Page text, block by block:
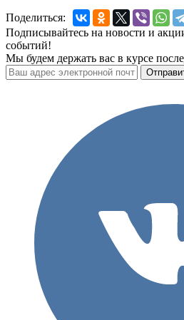
Поделиться:
Подписывайтесь на новости и
событий!
Мы будем держать вас в курсе